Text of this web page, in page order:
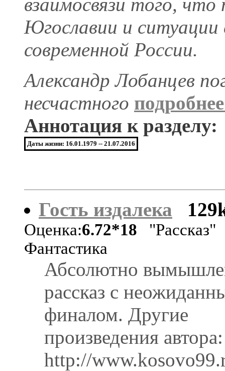
Югославии и
современной России.
Александр Лобанцев
несчастного
Аннотация к разделу:
Даты жизни: 16.01.1979 -- 21.07.2016
Гость издалека
Оценка:6.72*18 "Рассказ"
Фантастика
Абсолютно
рассказ с
финалом. Другие
произведения автора:
http://